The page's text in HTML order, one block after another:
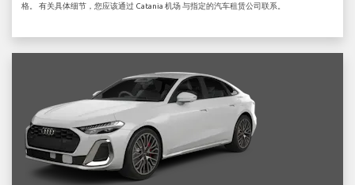
格。 有关具体细节，您应该通过 Catania 机场 与指定的汽车租赁公司联系。